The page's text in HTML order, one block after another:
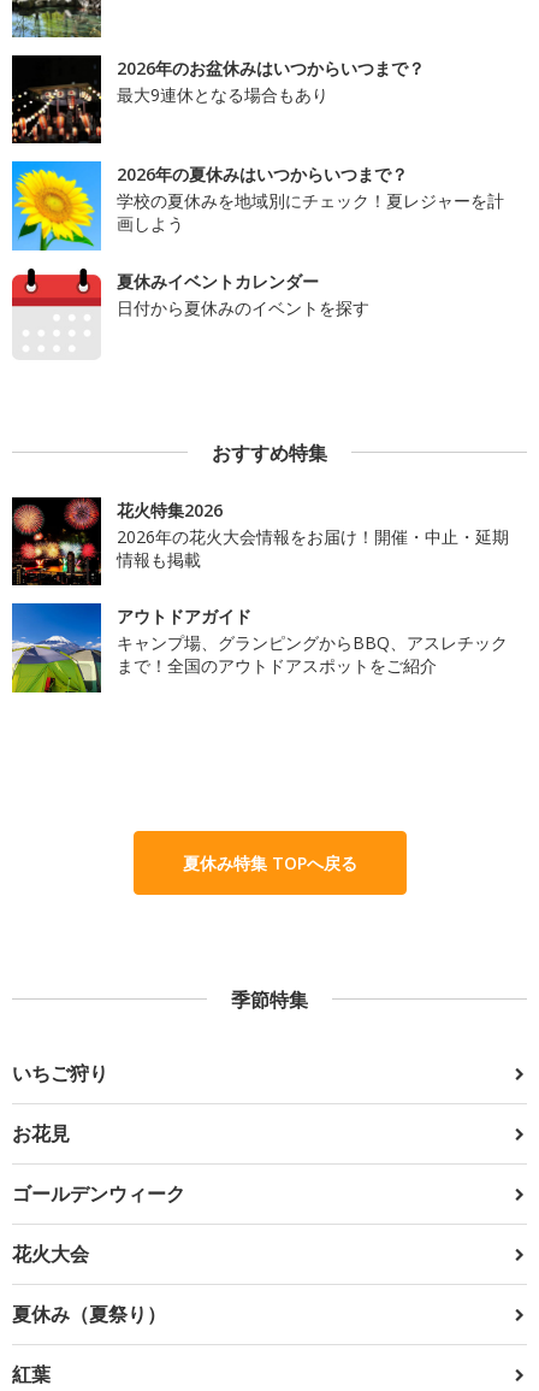
2026年のお盆休みはいつからいつまで？
最大9連休となる場合もあり
2026年の夏休みはいつからいつまで？
学校の夏休みを地域別にチェック！夏レジャーを計
画しよう
夏休みイベントカレンダー
日付から夏休みのイベントを探す
おすすめ特集
花火特集2026
2026年の花火大会情報をお届け！開催・中止・延期
情報も掲載
アウトドアガイド
キャンプ場、グランピングからBBQ、アスレチック
まで！全国のアウトドアスポットをご紹介
夏休み特集 TOPへ戻る
季節特集
いちご狩り
お花見
ゴールデンウィーク
花火大会
夏休み（夏祭り）
紅葉